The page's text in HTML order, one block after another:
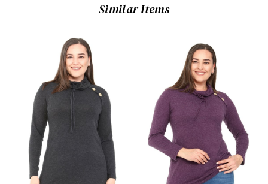
Similar Items